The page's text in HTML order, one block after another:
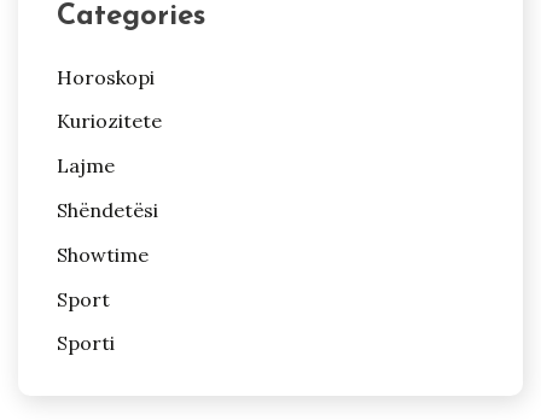
Categories
Horoskopi
Kuriozitete
Lajme
Shëndetësi
Showtime
Sport
Sporti